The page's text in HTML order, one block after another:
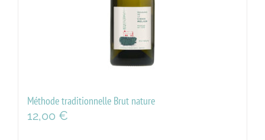
Méthode traditionnelle Brut nature
12,00 €